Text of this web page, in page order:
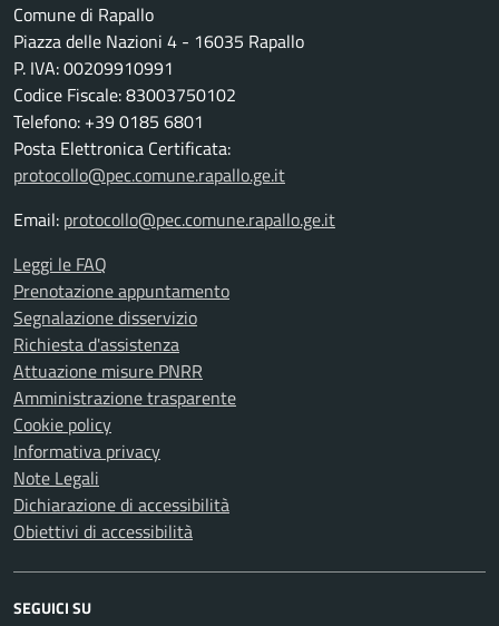
Comune di Rapallo
Piazza delle Nazioni 4 - 16035 Rapallo
P. IVA: 00209910991
Codice Fiscale: 83003750102
Telefono: +39 0185 6801
Posta Elettronica Certificata:
protocollo@pec.comune.rapallo.ge.it
Email: protocollo@pec.comune.rapallo.ge.it
Leggi le FAQ
Prenotazione appuntamento
Segnalazione disservizio
Richiesta d'assistenza
Attuazione misure PNRR
Amministrazione trasparente
Cookie policy
Informativa privacy
Note Legali
Dichiarazione di accessibilità
Obiettivi di accessibilità
SEGUICI SU